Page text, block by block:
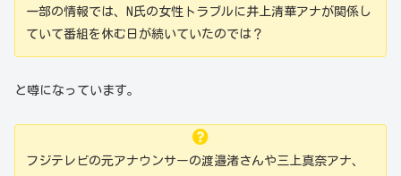
一部の情報では、N氏の女性トラブルに井上清華アナが関係し
ていて番組を休む日が続いていたのでは？
と噂になっています。
フジテレビの元アナウンサーの渡邉渚さんや三上真奈アナ、